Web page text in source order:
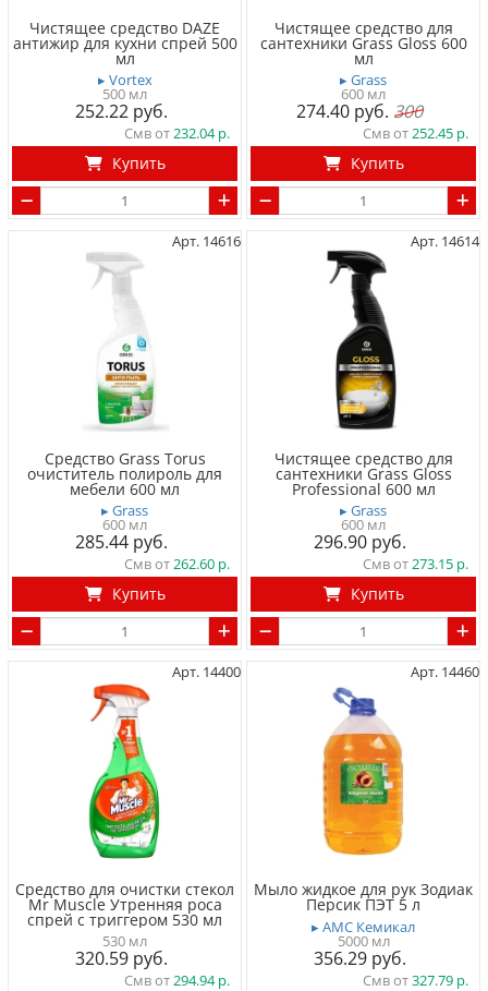
Чистящее средство DAZE
антижир для кухни спрей 500
мл
▸ Vortex
500 мл
252.22
Смв от232.04
Купить
Чистящее средство для
сантехники Grass Gloss 600
мл
▸ Grass
600 мл
274.40 300
Смв от252.45
Купить
Арт. 14616
Средство Grass Torus
очиститель полироль для
мебели 600 мл
▸ Grass
600 мл
285.44
Смв от262.60
Купить
Арт. 14614
Чистящее средство для
сантехники Grass Gloss
Professional 600 мл
▸ Grass
600 мл
296.90
Смв от273.15
Купить
Арт. 14400
Средство для очистки cтекол
Mr Muscle Утренняя роса
спрей с триггером 530 мл
530 мл
320.59
Смв от294.94
Арт. 14460
Мыло жидкое для рук Зодиак
Персик ПЭТ 5 л
▸ АМС Кемикал
5000 мл
356.29
Смв от327.79